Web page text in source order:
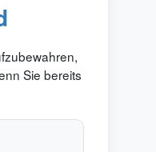
Sie bereits